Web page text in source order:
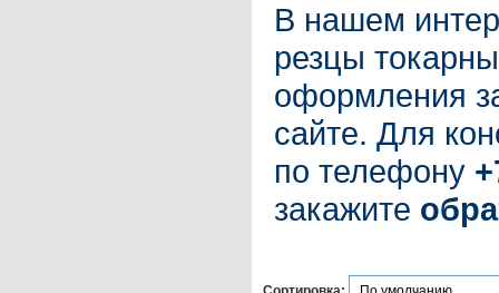
В нашем
резцы
оформления
сайте. Для
по телефону
закажите